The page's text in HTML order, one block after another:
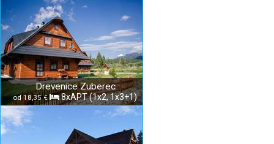
Drevenice Zuberec
od 18,35 € 8xAPT (1x2, 1x3+1)